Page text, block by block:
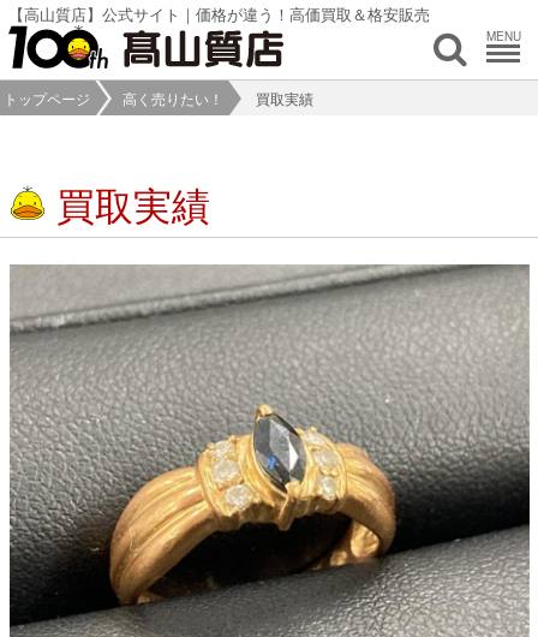
【高山質店】公式サイト｜価格が違う！高価買取＆格安販売
MENU
トップページ 高く売りたい！ 買取実績
買取実績